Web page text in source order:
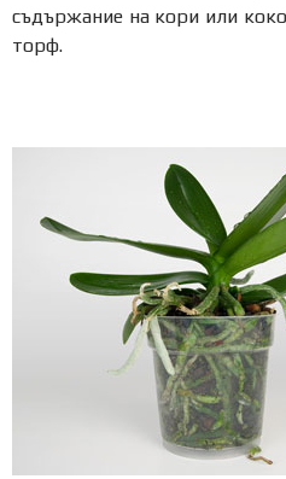
съдържание на кори или
торф.